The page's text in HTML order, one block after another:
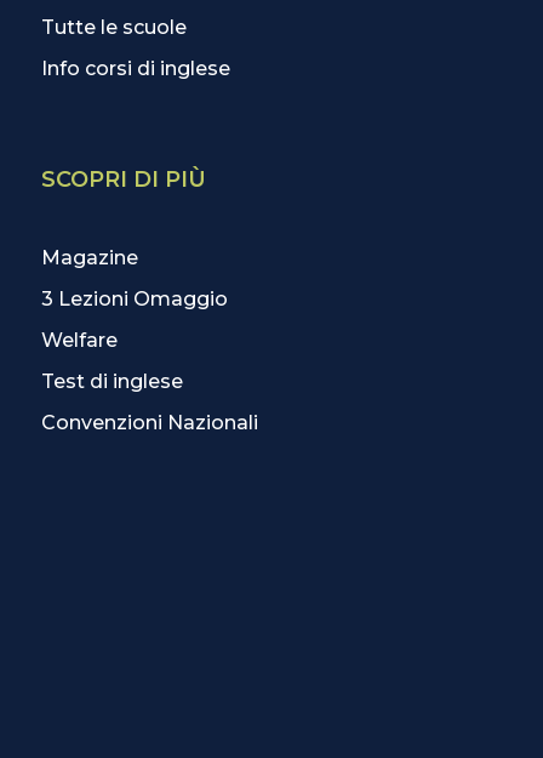
Tutte le scuole
Info corsi di inglese
SCOPRI DI PIÙ
Magazine
3 Lezioni Omaggio
Welfare
Test di inglese
Convenzioni Nazionali